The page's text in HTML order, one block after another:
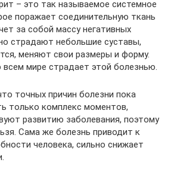
– это так называемое системное
поражает соединительную ткань
за собой массу негативных
страдают небольшие суставы,
меняют свои размеры и форму.
мире страдает этой болезнью.
точных причин болезни пока
только комплекс моментов,
развитию заболевания, поэтому
Сама же болезнь приводит к
человека, сильно снижает